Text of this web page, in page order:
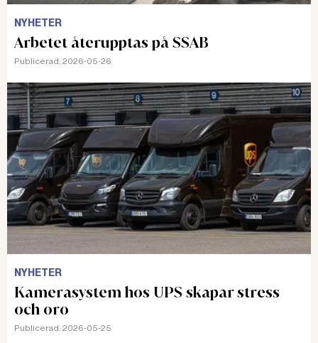
NYHETER
Arbetet återupptas på SSAB
Publicerad: 2026-05-26
NYHETER
Kamerasystem hos UPS skapar stress
och oro
Publicerad: 2026-05-25